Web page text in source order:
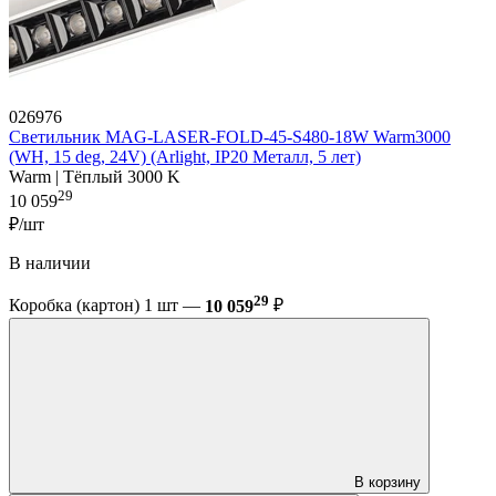
026976
Светильник MAG-LASER-FOLD-45-S480-18W Warm3000
(WH, 15 deg, 24V) (Arlight, IP20 Металл, 5 лет)
Warm | Тёплый 3000 K
10 05929
₽/шт
В наличии
Коробка (картон) 1 шт — 10 05929 ₽
В корзину